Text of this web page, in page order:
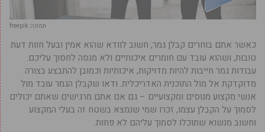
תמונה: freepik
כאשר אתם בוחרים קבלן גמר, חשוב לוודא שהוא אמין ובעל חוות דעת
טובות, ושהוא עובד עם חומרים איכותיים ולא מנסה לחסוך עליכם.
עבודות גמר חייבות להיות מדויקות, איכותיות וכמובן להתבצע בצורה
מדוקדקת אל מול התוכנית האדריכלית. ודאו שקבלן הגמר עובד מול
אנשי מקצוע מנוסים ומקצועיים – גם אם אתם מרגישים שאתם יכולים
לסמוך על הקבלן עצמו, זכרו שמי שנמצא בשטח זה בעלי המקצוע
וחשוב מנשוא שתוכלו לסמוך עליהם לא פחות.